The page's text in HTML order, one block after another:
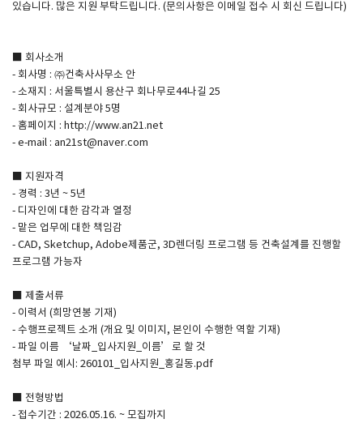
SPACE 소개
공지사항
기사문의
광고문의
있습니다. 많은 지원 부탁드립니다. (문의사항은 이메일 접수 시 회신 드립니다)
■ 회사소개
- 회사명 : ㈜건축사사무소 안
- 소재지 : 서울특별시 용산구 회나무로44나길 25
- 회사규모 : 설계분야 5명
- 홈페이지 : http://www.an21.net
- e-mail : an21st@naver.com
■ 지원자격
- 경력 : 3년 ~ 5년
- 디자인에 대한 감각과 열정
- 맡은 업무에 대한 책임감
- CAD, Sketchup, Adobe제품군, 3D렌더링 프로그램 등 건축설계를 진행할
프로그램 가능자
■ 제출서류
- 이력서 (희망연봉 기재)
- 수행프로젝트 소개 (개요 및 이미지, 본인이 수행한 역할 기재)
- 파일 이름 ‘날짜_입사지원_이름’로 할 것
첨부 파일 예시: 260101_입사지원_홍길동.pdf
■ 전형방법
- 접수기간 : 2026.05.16. ~ 모집까지